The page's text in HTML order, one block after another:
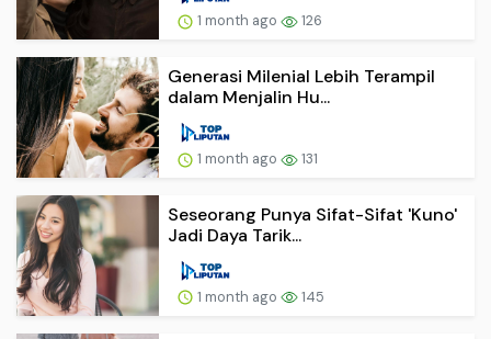
1 month ago 126
Generasi Milenial Lebih Terampil
dalam Menjalin Hu...
1 month ago 131
Seseorang Punya Sifat-Sifat 'Kuno'
Jadi Daya Tarik...
1 month ago 145